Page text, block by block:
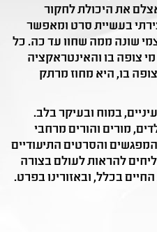
את היכולת לחקור
בעשיית סרט ומאפשר
שונה ממה שחוו עד כה. כל
צופה בו והאינטראקציה
בו, היא מחוז מרתק
במוח ובעיקר בלב.
מורים והורים מרחבי
והסרטים התיעודיים
להראות לעולם בצורה
בכלל, ובאזורינו בפרט.